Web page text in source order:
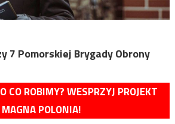
7 Pomorskiej Brygady Obrony
CO ROBIMY? WESPRZYJ PROJEKT
MAGNA POLONIA!